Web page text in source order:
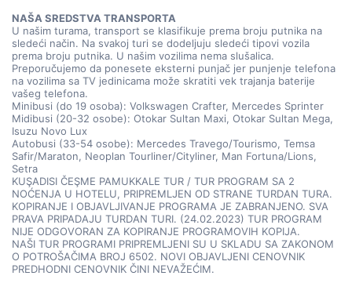
NAŠA SREDSTVA TRANSPORTA
U našim turama, transport se klasifikuje prema broju putnika na
sledeći način. Na svakoj turi se dodeljuju sledeći tipovi vozila
prema broju putnika. U našim vozilima nema slušalica.
Preporučujemo da ponesete eksterni punjač jer punjenje telefona
na vozilima sa TV jedinicama može skratiti vek trajanja baterije
vašeg telefona.
Minibusi (do 19 osoba): Volkswagen Crafter, Mercedes Sprinter
Midibusi (20-32 osobe): Otokar Sultan Maxi, Otokar Sultan Mega,
Isuzu Novo Lux
Autobusi (33-54 osobe): Mercedes Travego/Tourismo, Temsa
Safir/Maraton, Neoplan Tourliner/Cityliner, Man Fortuna/Lions,
Setra
KUŞADISI ČEŞME PAMUKKALE TUR / TUR PROGRAM SA 2
NOĆENJA U HOTELU, PRIPREMLJEN OD STRANE TURDAN TURA.
KOPIRANJE I OBJAVLJIVANJE PROGRAMA JE ZABRANJENO. SVA
PRAVA PRIPADAJU TURDAN TURI. (24.02.2023) TUR PROGRAM
NIJE ODGOVORAN ZA KOPIRANJE PROGRAMOVIH KOPIJA.
NAŠI TUR PROGRAMI PRIPREMLJENI SU U SKLADU SA ZAKONOM
O POTROŠAČIMA BROJ 6502. NOVI OBJAVLJENI CENOVNIK
PREDHODNI CENOVNIK ČINI NEVAŽEĆIM.